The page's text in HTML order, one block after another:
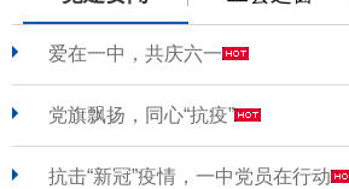
爱在一中，共庆六一
党旗飘扬，同心“抗疫”
抗击“新冠”疫情，一中党员在行动